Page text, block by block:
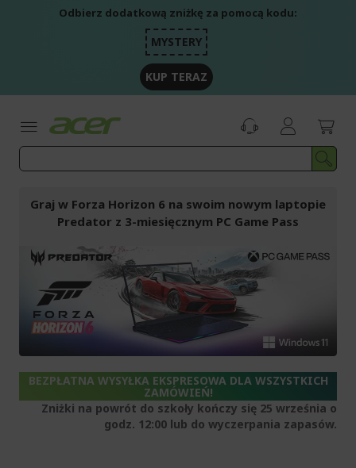
Odbierz dodatkową zniżkę za pomocą kodu:
MYSTERY
KUP TERAZ
Graj w Forza Horizon 6 na swoim nowym laptopie
Predator z 3-miesięcznym PC Game Pass
BEZPŁATNA WYSYŁKA EKSPRESOWA DLA WSZYSTKICH
ZAMÓWIEŃ!
Zniżki na powrót do szkoły kończy się 25 września o
godz. 12:00 lub do wyczerpania zapasów.